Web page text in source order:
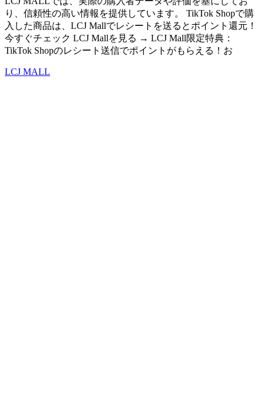
り、信頼性の高い情報を提供しています。 TikTok Shopで購
入した商品は、LCJ Mallでレシートを送るとポイント還元！
今すぐチェック LCJ Mallを見る → LCJ Mall限定特典：
TikTok Shopのレシート送信でポイントがもらえる！お
LCJ MALL